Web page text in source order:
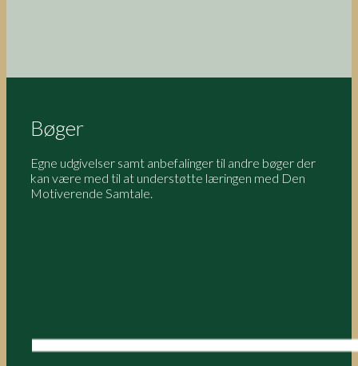
Bøger
Egne udgivelser samt anbefalinger til andre bøger der
kan være med til at understøtte læringen med Den
Motiverende Samtale.